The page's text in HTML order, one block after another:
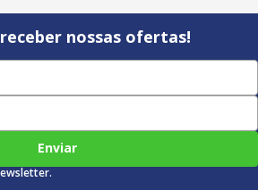
nossas ofertas!
Enviar